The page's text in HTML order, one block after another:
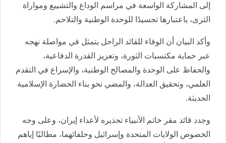
إلى المشاركة الواسعة في مراسم الوداع والتشييع ومواراة
الثرى، باعتبارها تجسيدًا للوحدة الوطنية والتلاحم.
وأكد البيان أن الوفاء للقائد الراحل يتمثل في مواصلة نهجه
عبر حماية مكتسبات الثورة، وتعزيز القدرة الدفاعية،
والحفاظ على الوحدة والمصالح الوطنية، والإسراع في التقدم
العلمي، وتحقيق العدالة، والمضي نحو بناء الحضارة الإسلامية
الحديثة.
وجدد قائد مقر خاتم الأنبياء تحذيره لأعداء إيران، وعلى وجه
الخصوص الولايات المتحدة وإسرائيل وحلفائهما، مطالبًا إياهم